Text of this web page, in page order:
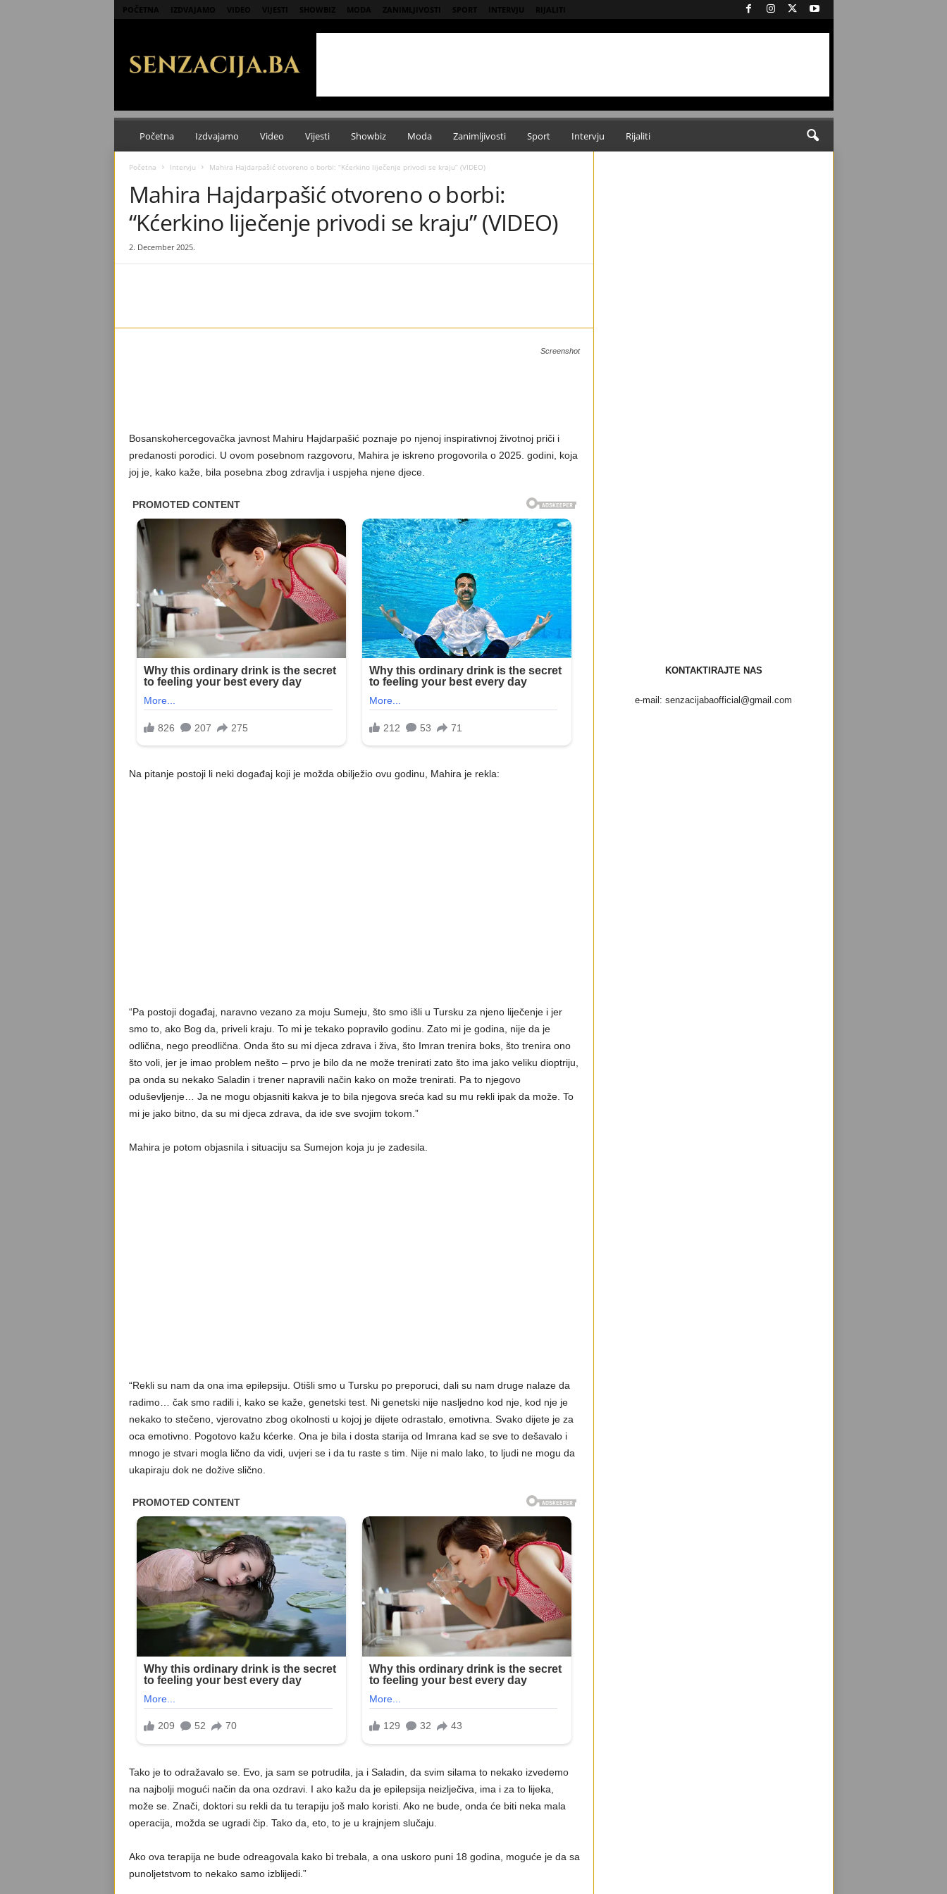
POČETNA IZDVAJAMO VIDEO VIJESTI SHOWBIZ MODA ZANIMLJIVOSTI SPORT INTERVJU RIJALITI
i
a
Početna Izdvajamo Video Vijesti Showbiz Moda Zanimljivosti Sport Intervju Rijaliti
Početna Intervju Mahira Hajdarpašić otvoreno o borbi: “Kćerkino liječenje privodi se kraju” (VIDEO)
Mahira Hajdarpašić otvoreno o borbi:
“Kćerkino liječenje privodi se kraju” (VIDEO)
2. December 2025.
Screenshot
Bosanskohercegovačka javnost Mahiru Hajdarpašić poznaje po njenoj inspirativnoj životnoj priči i
predanosti porodici. U ovom posebnom razgovoru, Mahira je iskreno progovorila o 2025. godini, koja
joj je, kako kaže, bila posebna zbog zdravlja i uspjeha njene djece.
Na pitanje postoji li neki događaj koji je možda obilježio ovu godinu, Mahira je rekla:
“Pa postoji događaj, naravno vezano za moju Sumeju, što smo išli u Tursku za njeno liječenje i jer
smo to, ako Bog da, priveli kraju. To mi je tekako popravilo godinu. Zato mi je godina, nije da je
odlična, nego preodlična. Onda što su mi djeca zdrava i živa, što Imran trenira boks, što trenira ono
što voli, jer je imao problem nešto – prvo je bilo da ne može trenirati zato što ima jako veliku dioptriju,
pa onda su nekako Saladin i trener napravili način kako on može trenirati. Pa to njegovo
oduševljenje… Ja ne mogu objasniti kakva je to bila njegova sreća kad su mu rekli ipak da može. To
mi je jako bitno, da su mi djeca zdrava, da ide sve svojim tokom.”
Mahira je potom objasnila i situaciju sa Sumejon koja ju je zadesila.
“Rekli su nam da ona ima epilepsiju. Otišli smo u Tursku po preporuci, dali su nam druge nalaze da
radimo… čak smo radili i, kako se kaže, genetski test. Ni genetski nije nasljedno kod nje, kod nje je
nekako to stečeno, vjerovatno zbog okolnosti u kojoj je dijete odrastalo, emotivna. Svako dijete je za
oca emotivno. Pogotovo kažu kćerke. Ona je bila i dosta starija od Imrana kad se sve to dešavalo i
mnogo je stvari mogla lično da vidi, uvjeri se i da tu raste s tim. Nije ni malo lako, to ljudi ne mogu da
ukapiraju dok ne dožive slično.
Tako je to odražavalo se. Evo, ja sam se potrudila, ja i Saladin, da svim silama to nekako izvedemo
na najbolji mogući način da ona ozdravi. I ako kažu da je epilepsija neizlječiva, ima i za to lijeka,
može se. Znači, doktori su rekli da tu terapiju još malo koristi. Ako ne bude, onda će biti neka mala
operacija, možda se ugradi čip. Tako da, eto, to je u krajnjem slučaju.
Ako ova terapija ne bude odreagovala kako bi trebala, a ona uskoro puni 18 godina, moguće je da sa
punoljetstvom to nekako samo izblijedi.”
KONTAKTIRAJTE NAS
e-mail: senzacijabaofficial@gmail.com